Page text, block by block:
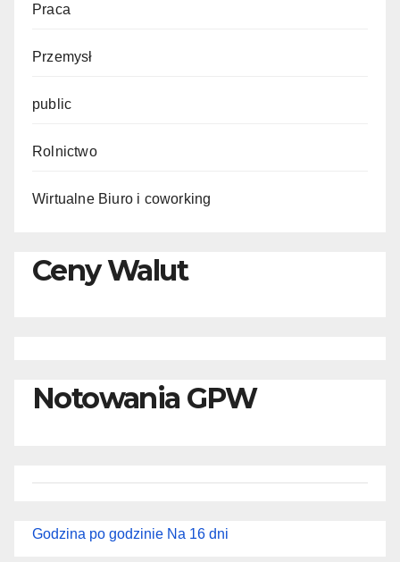
Praca
Przemysł
public
Rolnictwo
Wirtualne Biuro i coworking
Ceny Walut
Notowania GPW
Godzina po godzinie Na 16 dni